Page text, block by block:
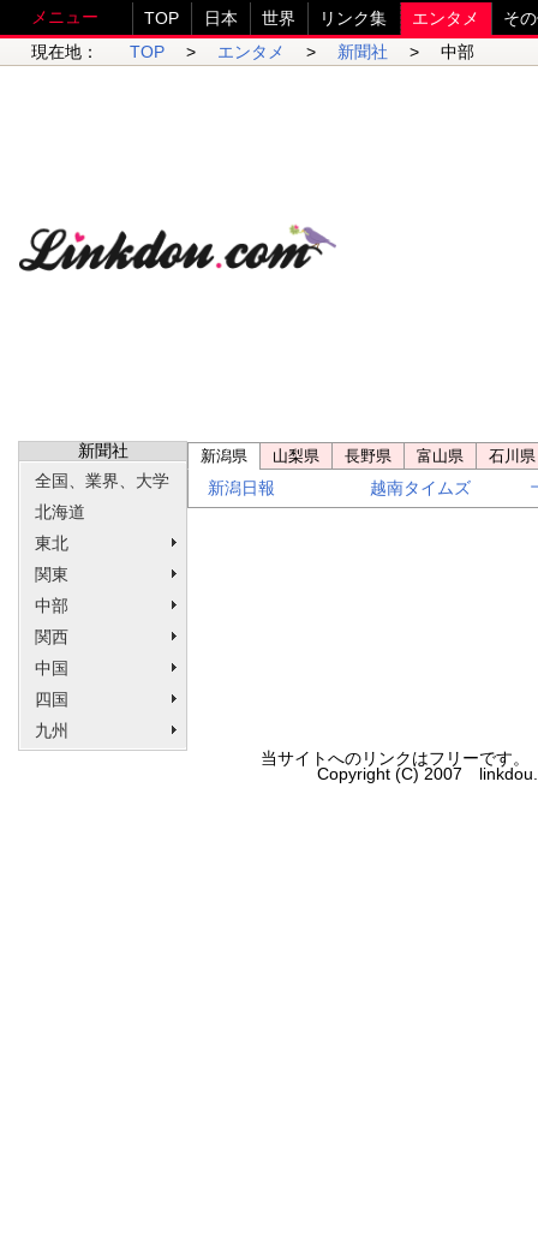
メニュー TOP 日本 世界 リンク集 エンタメ
そ
現在地：
TOP > エンタメ > 新聞社 > 中部
新聞社
全国、業界、大学
北海道
東北
関東
中部
関西
中国
四国
九州
新潟県 山梨県 長野県 富山県
石川県
新潟日報
越南タイムズ
当サイトへのリンクはフリーです
Copyright (C) 2007